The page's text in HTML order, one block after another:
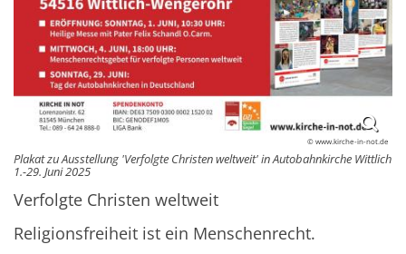
© www.kirche-in-not.de
Plakat zu Ausstellung 'Verfolgte Christen weltweit' in Autobahnkirche Wittlich
1.-29. Juni 2025
Verfolgte Christen weltweit
Religionsfreiheit ist ein Menschenrecht.